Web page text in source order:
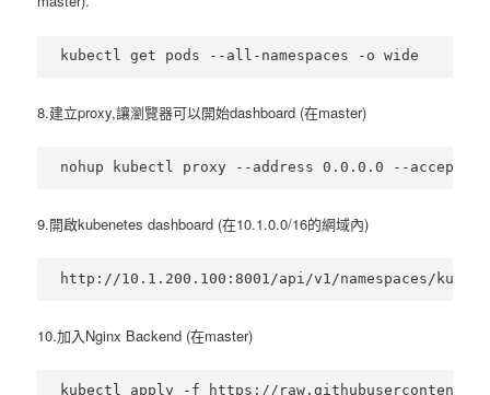
8.建立proxy,讓瀏覽器可以開始dashboard (在master)
9.開啟kubenetes dashboard (在10.1.0.0/16的網域內)
10.加入Nginx Backend (在master)